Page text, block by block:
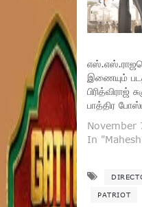
இணையும்
பிரித்விராஜ்
பாத்திர
November
In
PATRIOT